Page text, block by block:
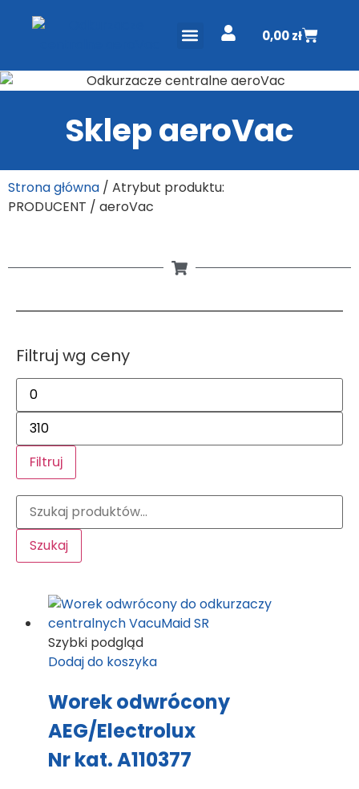
0,00zł
Sklep aeroVac
Strona główna / Atrybut produktu:
PRODUCENT / aeroVac
Filtruj wg ceny
Filtruj
Szukaj
Szybki podgląd
Dodaj do koszyka
Worek odwrócony
AEG/Electrolux
Nr kat. A110377